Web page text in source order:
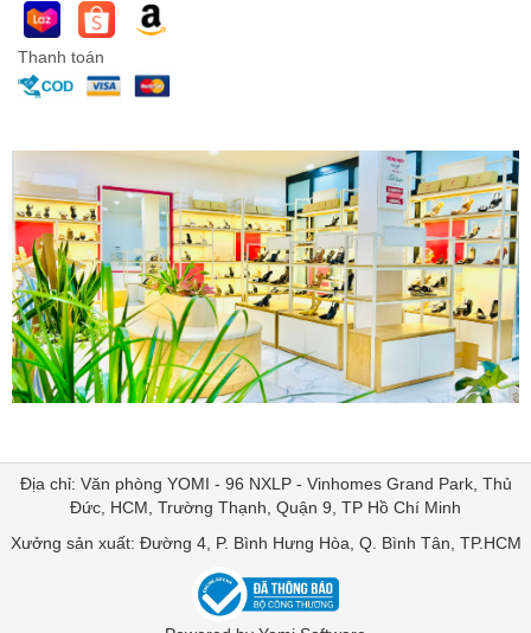
Thanh toán
Địa chỉ: Văn phòng YOMI - 96 NXLP - Vinhomes Grand Park, Thủ
Đức, HCM, Trường Thạnh, Quận 9, TP Hồ Chí Minh
Xưởng sản xuất: Đường 4, P. Bình Hưng Hòa, Q. Bình Tân, TP.HCM